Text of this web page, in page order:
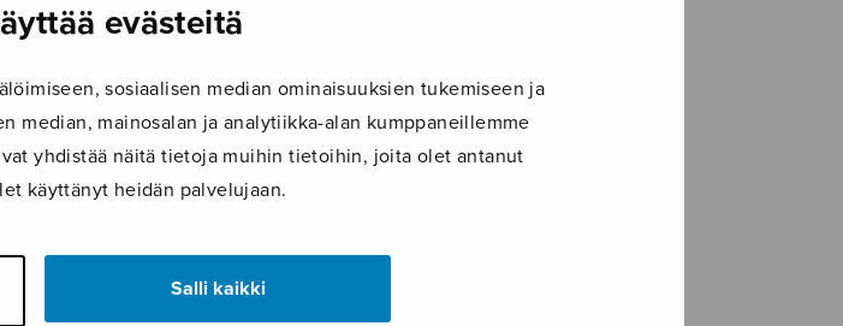
evästeitä
sosiaalisen median ominaisuuksien tukemiseen ja
median, mainosalan ja analytiikka-alan kumppaneillemme
yhdistää näitä tietoja muihin tietoihin, joita olet antanut
käyttänyt heidän palvelujaan.
Salli kaikki